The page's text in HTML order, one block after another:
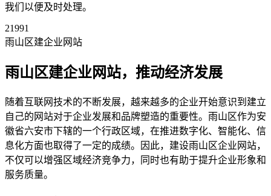
我们以便及时处理。
21991
雨山区建企业网站
雨山区建企业网站，推动经济发展
随着互联网技术的不断发展，越来越多的企业开始意识到建立
自己的网站对于企业发展和品牌塑造的重要性。雨山区作为安
徽省六安市下辖的一个行政区域，在推进数字化、智能化、信
息化方面也取得了一定的成绩。因此，建设雨山区企业网站，
不仅可以增强区域经济竞争力，同时也有助于提升企业形象和
服务质量。